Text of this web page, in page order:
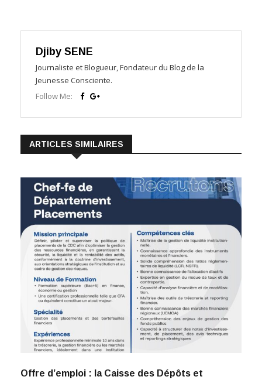
Djiby SENE
Journaliste et Blogueur, Fondateur du Blog de la
Jeunesse Consciente.
Follow Me:
ARTICLES SIMILAIRES
Offre d’emploi : la Caisse des Dépôts et